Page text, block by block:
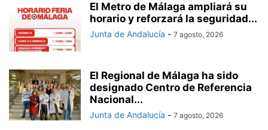
El Metro de Málaga ampliará su
horario y reforzará la seguridad...
Junta de Andalucía - 7 agosto, 2026
El Regional de Málaga ha sido
designado Centro de Referencia
Nacional...
Junta de Andalucía - 7 agosto, 2026